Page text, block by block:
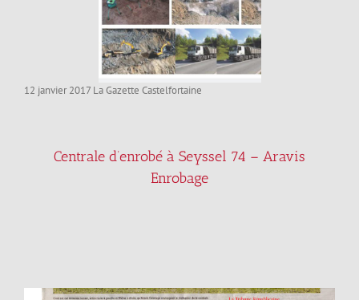
12 janvier 2017 La Gazette Castelfortaine
Centrale d’enrobé à Seyssel 74 – Aravis
Enrobage